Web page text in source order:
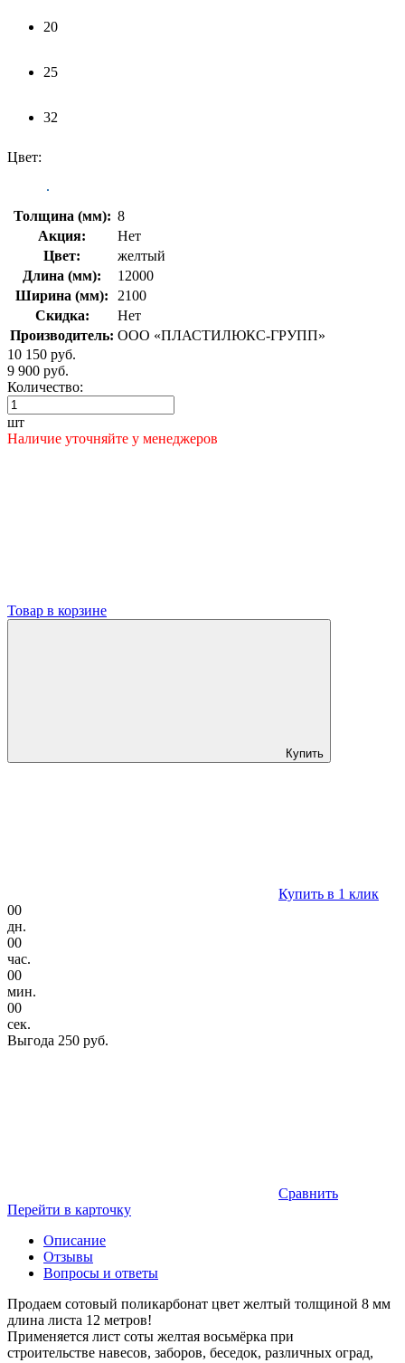
20
25
32
Цвет:
Толщина (мм): 8
Акция:
Нет
Цвет:
желтый
Длина (мм):
12000
Ширина (мм):
2100
Скидка:
Нет
Производитель: ООО «ПЛАСТИЛЮКС-ГРУПП»
10 150 руб.
9 900 руб.
Количество:
шт
Наличие уточняйте у менеджеров
Товар в корзине
Купить
Купить в 1 клик
00
дн.
00
час.
00
мин.
00
сек.
Выгода 250 руб.
Сравнить
Перейти в карточку
Описание
Отзывы
Вопросы и ответы
Продаем сотовый поликарбонат цвет желтый толщиной 8 мм
длина листа 12 метров!
Применяется лист соты желтая восьмёрка при
строительстве навесов, заборов, беседок, различных оград,